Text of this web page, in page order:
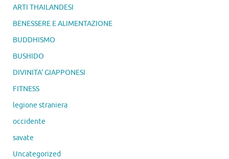
ARTI THAILANDESI
BENESSERE E ALIMENTAZIONE
BUDDHISMO
BUSHIDO
DIVINITA' GIAPPONESI
FITNESS
legione straniera
occidente
savate
Uncategorized